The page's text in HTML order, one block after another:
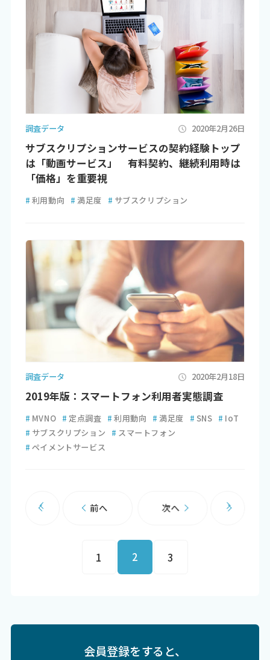
調査データ 2020年2月26日
サブスクリプションサービスの契約経験トップ
は「動画サービス」 有料契約、継続利用時は
「価格」を重要視
# 利用動向 # 満足度 # サブスクリプション
調査データ 2020年2月18日
2019年版：スマートフォン利用者実態調査
# MVNO # 定点調査 # 利用動向 # 満足度 # SNS # IoT
# サブスクリプション # スマートフォン
# ペイメントサービス
前へ
1 2 3
次へ
会員登録をすると、